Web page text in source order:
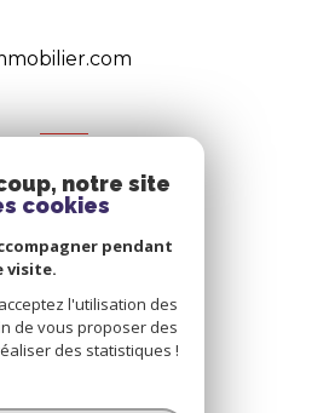
suivre
notre site
cookies
pendant
visite.
l'utilisation des
de vous proposer des
des statistiques !